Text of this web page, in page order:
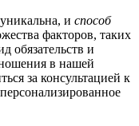
и способ
факторов, таких
обязательств и
в нашей
за консультацией к